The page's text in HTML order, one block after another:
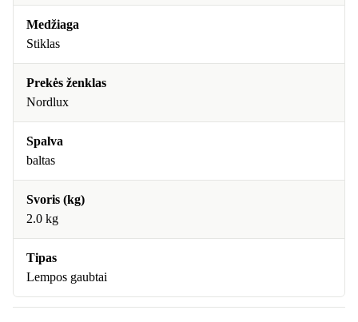
Medžiaga
Stiklas
Prekės ženklas
Nordlux
Spalva
baltas
Svoris (kg)
2.0 kg
Tipas
Lempos gaubtai